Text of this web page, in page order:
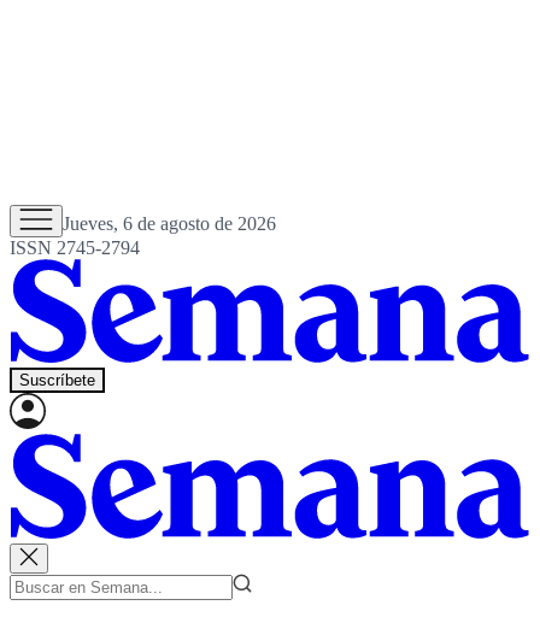
Jueves, 6 de agosto de 2026
ISSN 2745-2794
Suscríbete